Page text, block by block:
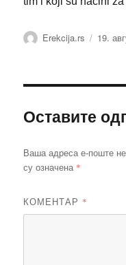
Аутор
Erekcija.rs 19.
Оставите
Ваша адреса е-поште
су означена *
КОМЕНТАР *